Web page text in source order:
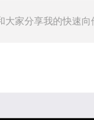
家分享我的快速